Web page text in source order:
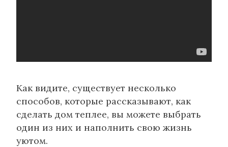
Как видите, существует несколько
способов, которые рассказывают, как
сделать дом теплее, вы можете выбрать
один из них и наполнить свою жизнь
уютом.